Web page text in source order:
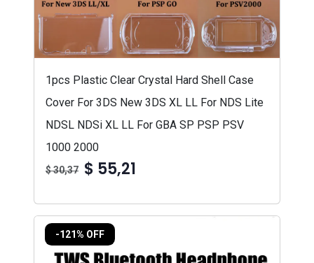
1pcs Plastic Clear Crystal Hard Shell Case
Cover For 3DS New 3DS XL LL For NDS Lite
NDSL NDSi XL LL For GBA SP PSP PSV
1000 2000
$ 30,37 $ 55,21
-121% OFF